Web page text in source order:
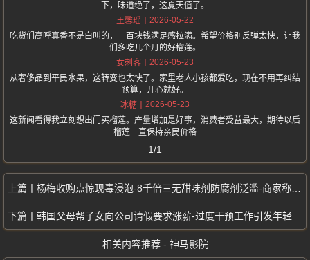
下，味道绝了，这夏天值了。
王馨瑶
2026-05-22
吃货们高呼真香不是白叫的，一百块钱满足感拉满。希望价格别反弹太快，让我
们多吃几个月的好榴莲。
女刺客
2026-05-23
从奢侈品到平民水果，这转变也太快了。家里老人小孩都爱吃，现在不用再纠结
预算，开心就好。
冰糖
2026-05-23
这新闻看得我立刻想出门买榴莲。产量增加是好事，消费者受益最大，期待以后
榴莲一直保持亲民价格
1/1
杨梅收购点惊现毒浸泡-8千倍三无甜味剂防腐剂泛滥-商家称行业都这样
韩国父母帮子女向公司请假要求涨薪-过度干预工作引发年轻人强烈不满
相关内容推荐 - 神马影院